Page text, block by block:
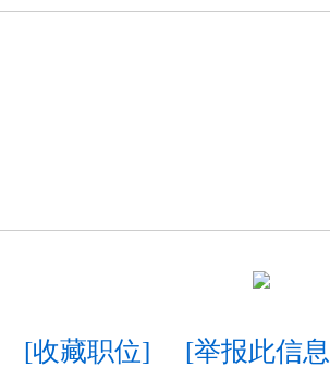
[收藏职位] [举报此信